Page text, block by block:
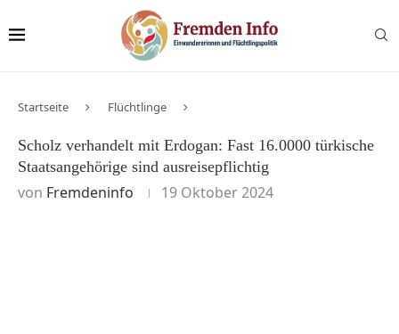
Startseite Flüchtlinge
Scholz verhandelt mit Erdogan: Fast 16.0000 türkische
Staatsangehörige sind ausreisepflichtig
von Fremdeninfo 19 Oktober 2024